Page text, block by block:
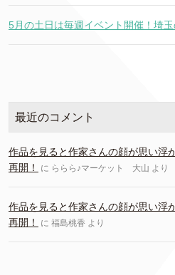
5月の土日は毎週イベント開催！埼
最近のコメント
作品を見ると作家さんの顔が思い浮
再開！
に ららら♪マーケット 大山 より
作品を見ると作家さんの顔が思い浮
再開！
に 福島桃香 より